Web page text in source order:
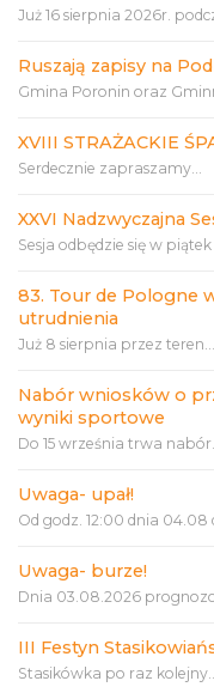
Już 16 sierpnia 2026r.
Ruszają zapisy na
Gmina Poronin oraz
XVIII STRAŻACKIE
Serdecznie zapraszamy...
XXVI Nadzwyczajna
Sesja odbędzie się w piątek
83. Tour de Pologne
utrudnienia
Już 8 sierpnia przez teren...
Nabór wniosków o
wyniki sportowe
Do 15 września trwa
Uwaga- upał!
Od godz. 12:00 dnia 04.08
Uwaga- burze!
Dnia 03.08.2026
III Festyn
Stasikówka po raz